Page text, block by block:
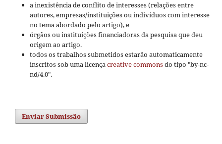
a inexistência de conflito de interesses (relações entre
autores, empresas/instituições ou indivíduos com interesse
no tema abordado pelo artigo), e
órgãos ou instituições financiadoras da pesquisa que deu
origem ao artigo.
todos os trabalhos submetidos estarão automaticamente
inscritos sob uma licençacreative commonsdo tipo "by-nc-
nd/4.0".
Enviar Submissão